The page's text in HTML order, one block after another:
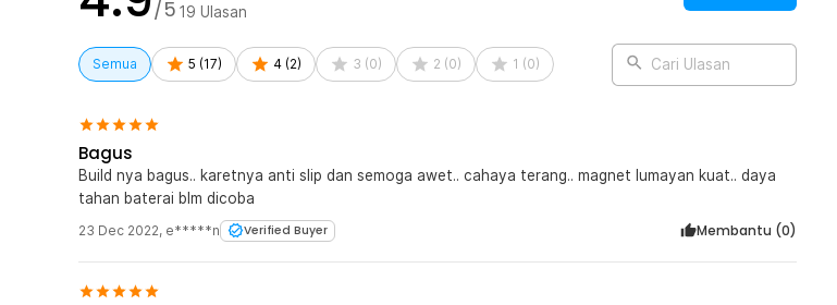
/5 19 Ulasan
Semua 5 (17) 4 (2) 3 (0) 2 (0) 1 (0) Cari Ulasan
Bagus
Build nya bagus.. karetnya anti slip dan semoga awet.. cahaya terang.. magnet lumayan kuat.. daya
tahan baterai blm dicoba
23 Dec 2022, e*****n Verified Buyer Membantu (0)